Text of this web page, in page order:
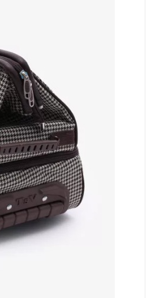
Добавляйте товары
Оплачивайте сегодня только
25% картой любого банка
Получайте товар выбранный
Оставшиеся75
с вашей карты